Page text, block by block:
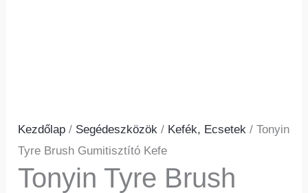
Kezdőlap / Segédeszközök / Kefék, Ecsetek / Tonyin
Tyre Brush Gumitisztító Kefe
Tonyin Tyre Brush